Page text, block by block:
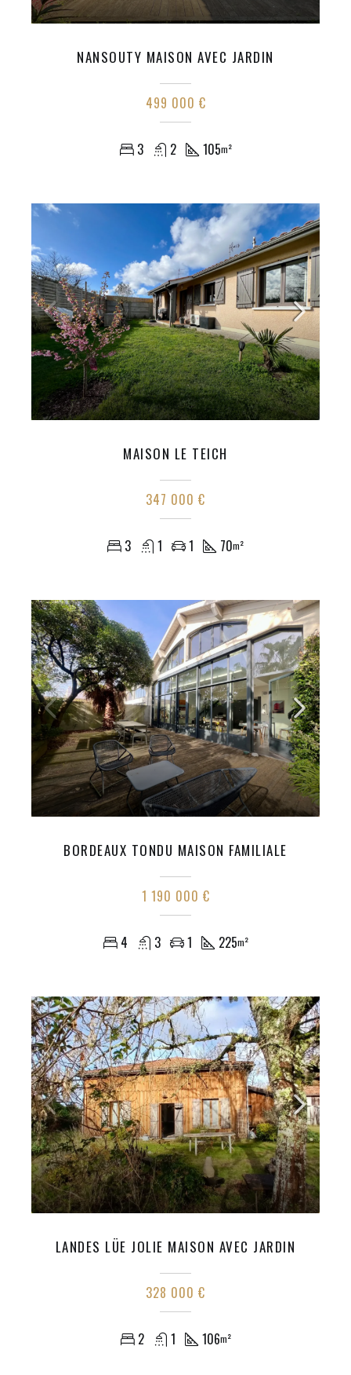
NANSOUTY MAISON AVEC JARDIN
499 000 €
3 2 105m²
MAISON LE TEICH
347 000 €
3 1 1 70m²
BORDEAUX TONDU MAISON FAMILIALE
1 190 000 €
4 3 1 225m²
LANDES LÜE JOLIE MAISON AVEC JARDIN
328 000 €
2 1 106m²